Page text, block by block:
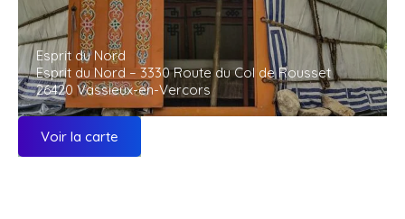
Esprit du Nord
Esprit du Nord – 3330 Route du Col de Rousset
26420 Vassieux-en-Vercors
Voir la carte